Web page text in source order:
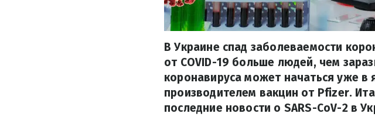
В Украине спад заболеваемости
от COVID-19 больше людей, чем
коронавируса может начаться уже в
производителем вакцин от Pfizer.
последние новости о SARS-CoV-2 в